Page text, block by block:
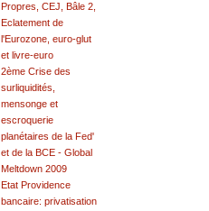
Propres, CEJ, Bâle 2,
Eclatement de
l'Eurozone, euro-glut
et livre-euro
2ème Crise des
surliquidités,
mensonge et
escroquerie
planétaires de la Fed'
et de la BCE - Global
Meltdown 2009
Etat Providence
bancaire: privatisation